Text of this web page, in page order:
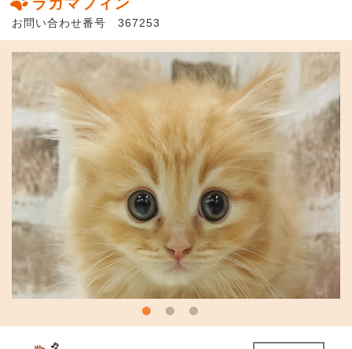
ラガマフィン
お問い合わせ番号 367253